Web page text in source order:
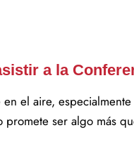
a la
el aire,
promete ser algo más